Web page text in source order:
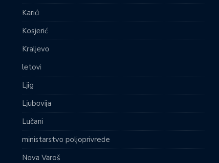
Karići
Kosjerić
Kraljevo
letovi
Ljig
Ljubovija
Lučani
ministarstvo poljoprivrede
Nova Varoš